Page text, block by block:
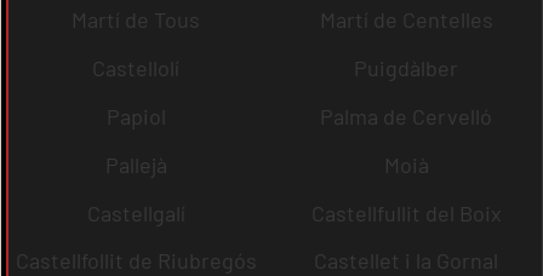
Martí de Tous
Martí de Centelles
Castellolí
Puigdàlber
Papiol
Palma de Cervelló
Pallejà
Moià
Castellgalí
Castellfullit del Boix
Castellfollit de Riubregós
Castellet i la Gornal